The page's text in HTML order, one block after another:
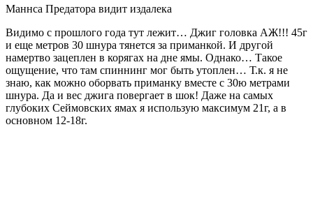
Маннса Предатора видит издалека
Видимо с прошлого года тут лежит… Джиг головка АЖ!!! 45г
и еще метров 30 шнура тянется за приманкой. И другой
намертво зацеплен в корягах на дне ямы. Однако… Такое
ощущение, что там спиннинг мог быть утоплен… Т.к. я не
знаю, как можно оборвать приманку вместе с 30ю метрами
шнура. Да и вес джига повергает в шок! Даже на самых
глубоких Сеймовских ямах я использую максимум 21г, а в
основном 12-18г.